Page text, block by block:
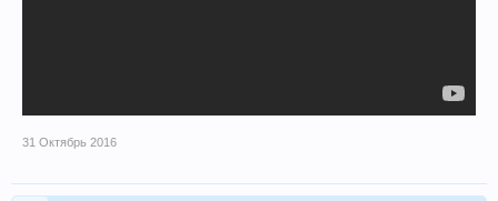
31 Октябрь 2016